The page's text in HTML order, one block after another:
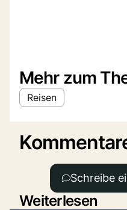
Mehr zum
Reisen
Schreibe
Weiterlesen